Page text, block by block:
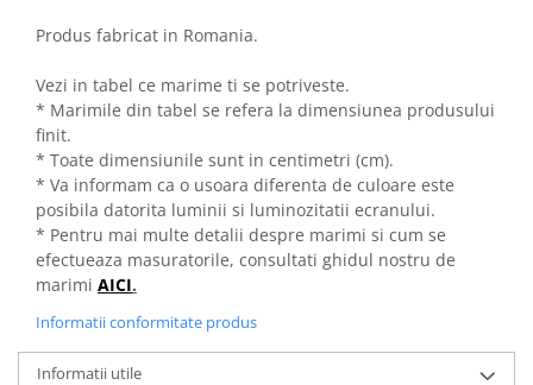
Produs fabricat in Romania.
Vezi in tabel ce marime ti se potriveste.
* Marimile din tabel se refera la dimensiunea produsului
finit.
* Toate dimensiunile sunt in centimetri (cm).
* Va informam ca o usoara diferenta de culoare este
posibila datorita luminii si luminozitatii ecranului.
* Pentru mai multe detalii despre marimi si cum se
efectueaza masuratorile, consultati ghidul nostru de
marimi AICI.
Informatii conformitate produs
Informatii utile